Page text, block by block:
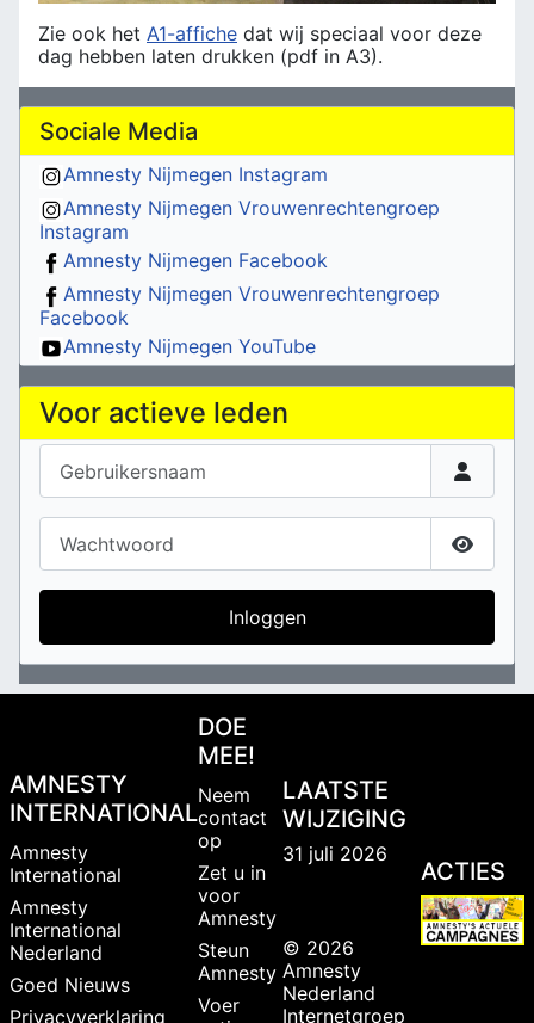
Zie ook het A1-affiche dat wij speciaal voor deze
dag hebben laten drukken (pdf in A3).
Sociale Media
Amnesty Nijmegen Instagram
Amnesty Nijmegen Vrouwenrechtengroep
Instagram
Amnesty Nijmegen Facebook
Amnesty Nijmegen Vrouwenrechtengroep
Facebook
Amnesty Nijmegen YouTube
Voor actieve leden
Gebruikersnaam
Wachtwoord
Toon
Inloggen
AMNESTY
INTERNATIONAL
Amnesty
International
Amnesty
International
Nederland
Goed Nieuws
Privacyverklaring
DOE
MEE!
Neem
contact
op
Zet u in
voor
Amnesty
Steun
Amnesty
Voer
LAATSTE
WIJZIGING
31 juli 2026
© 2026
Amnesty
Nederland
Internetgroep
ACTIES